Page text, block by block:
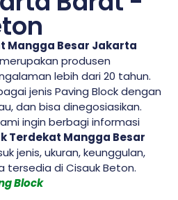
Mangga Besar Jakarta
merupakan produsen
lebih dari 20 tahun.
jenis Paving Block dengan
dan bisa dinegosiasikan.
ingin berbagi informasi
Terdekat Mangga Besar
jenis, ukuran, keunggulan,
tersedia di Cisauk Beton.
Block